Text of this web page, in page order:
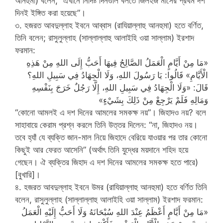
দিনই ইঙ্গিত করা হয়েছে”।
৩. হজরত আবদুল্লাহ ইবনে আব্বাস (রাযিয়াল্লাহু আনহুমা) হতে বর্ণিত,
তিনি বলেন; রাসুলুল্লাহ (সাল্লাল্লাহু আলাইহি ওয়া সাল্লাম) ইরশাদ
ফরমান:
«مَا مِنْ أَيَّامٍ الْعَمَلُ الصَّالِحُ فِيهَا أَحَبُّ إِلَى اللهِ مِنْ هَذِهِ
الْأَيَّامِ» قَالُوا: يَا رَسُولَ اللهِ، وَلَا الْجِهَادُ فِي سَبِيلِ اللهِ؟
قَالَ: «وَلَا الْجِهَادُ فِي سَبِيلِ اللهِ، إِلَّا رَجُلٌ خَرَجَ بِنَفْسِهِ
وَمَالِهِ فَلَمْ يَرْجِعْ مِنْ ذَلِكَ بِشَيْءٍ»
“কোনো আমলই এ দশ দিনের আমলের সমকক্ষ নয়”। জিহাদও নয়? বলে
সাহাবায়ে কেরাম প্রশ্ন করলে তিনি উত্তর দিলেন: “না, জিহাদও নয়।
তবে হ্যাঁ যে ব্যক্তি জান-মাল নিয়ে জিহাদে বেরিয়ে যাওয়ার পর তার কোনো
কিছুই আর ফেরত আসেনি” (অর্থাৎ তিনি যুদ্ধের ময়দানে শহিদ হয়ে
গেছেন। ঐ ব্যক্তির জিহাদ এ দশ দিনের আমলের সমকক্ষ হতে পারে)
[বুখারি]।
৪. হজরত আবদুল্লাহ ইবনে উমর (রাযিয়াল্লাহু আনহুমা) হতে বর্ণিত তিনি
বলেন, রাসুলুল্লাহ (সাল্লাল্লাহু আলাইহি ওয়া সাল্লাম) ইরশাদ ফরমান:
«مَا مِنْ أَيَّامٍ أَعْظَمُ عِنْدَ اللهِ سُبْحَانَهُ وَلَا أَحَبُّ إِلَيْهِ الْعَمَلُ